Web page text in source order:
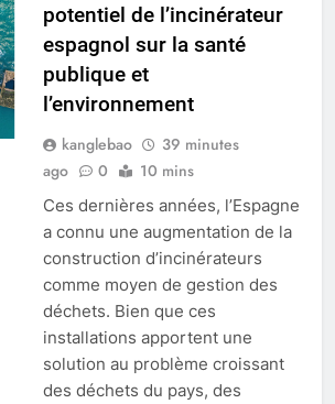
potentiel de l’incinérateur
espagnol sur la santé
publique et
l’environnement
kanglebao
39 minutes
ago
0 10 mins
Ces dernières années, l’Espagne
a connu une augmentation de la
construction d’incinérateurs
comme moyen de gestion des
déchets. Bien que ces
installations apportent une
solution au problème croissant
des déchets du pays, des